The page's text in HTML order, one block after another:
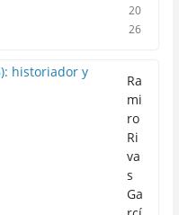
20
26
Ra
mi
ro
Ri
va
s
Ga